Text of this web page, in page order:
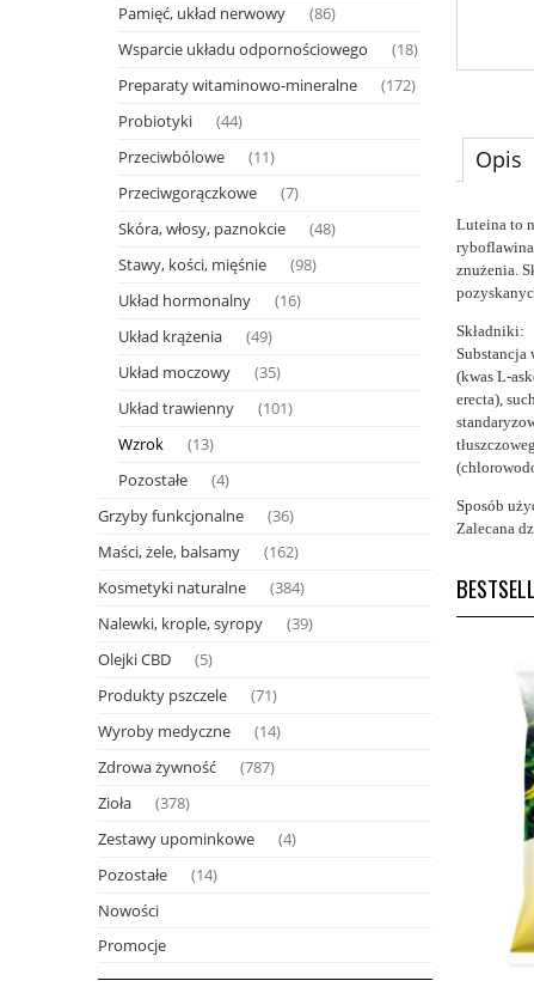
Pamięć, układ nerwowy (86)
Wsparcie układu odpornościowego (18)
Preparaty witaminowo-mineralne (172)
Probiotyki (44)
Przeciwbólowe (11)
Przeciwgorączkowe (7)
Skóra, włosy, paznokcie (48)
Stawy, kości, mięśnie (98)
Układ hormonalny (16)
Układ krążenia (49)
Układ moczowy (35)
Układ trawienny (101)
Wzrok (13)
Pozostałe (4)
Grzyby funkcjonalne (36)
Maści, żele, balsamy (162)
Kosmetyki naturalne (384)
Nalewki, krople, syropy (39)
Olejki CBD (5)
Produkty pszczele (71)
Wyroby medyczne (14)
Zdrowa żywność (787)
Zioła (378)
Zestawy upominkowe (4)
Pozostałe (14)
Nowości
Promocje
Opis
Luteina to
znużenia.
Składniki:
Substancja
(kwas L-
erecta),
Sposób
Zalecana